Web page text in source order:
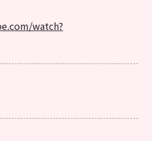
watch?